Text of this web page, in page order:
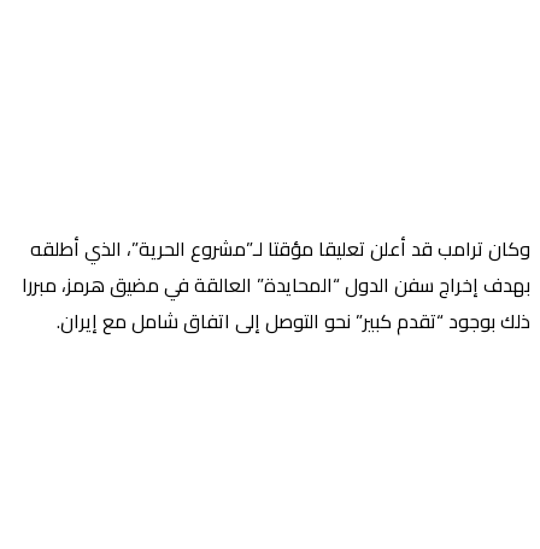
وكان ترامب قد أعلن تعليقا مؤقتا لـ”مشروع الحرية”، الذي أطلقه
بهدف إخراج سفن الدول “المحايدة” العالقة في مضيق هرمز، مبررا
ذلك بوجود “تقدم كبير” نحو التوصل إلى اتفاق شامل مع إيران.